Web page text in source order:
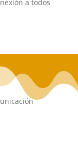
a todos